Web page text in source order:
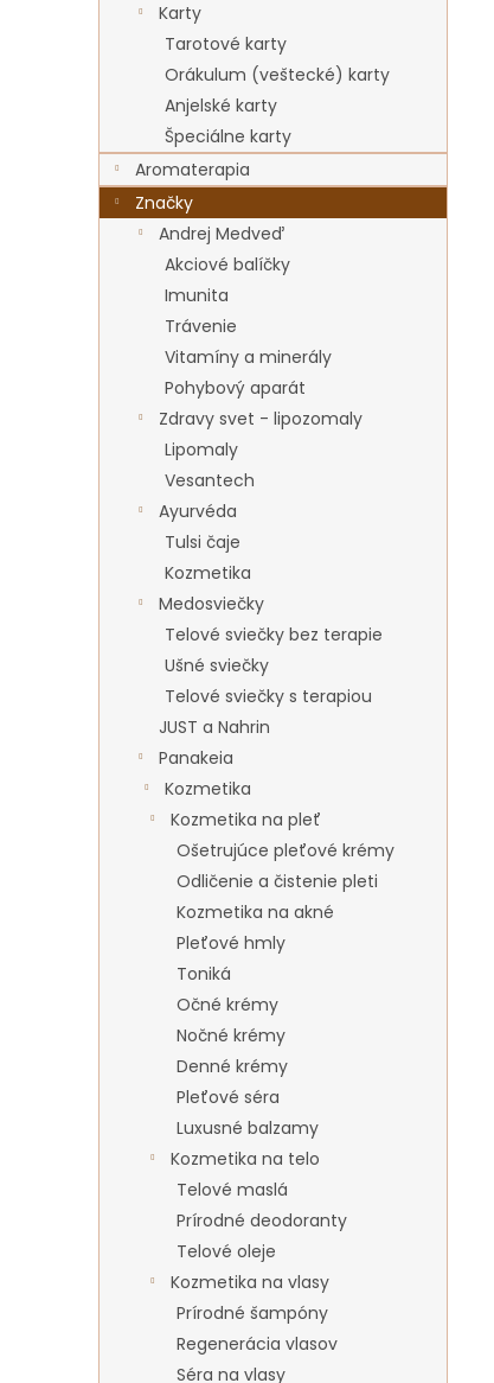
Karty
Tarotové karty
Orákulum (veštecké) karty
Anjelské karty
Špeciálne karty
Aromaterapia
Značky
Andrej Medveď
Akciové balíčky
Imunita
Trávenie
Vitamíny a minerály
Pohybový aparát
Zdravy svet - lipozomaly
Lipomaly
Vesantech
Ayurvéda
Tulsi čaje
Kozmetika
Medosviečky
Telové sviečky bez terapie
Ušné sviečky
Telové sviečky s terapiou
JUST a Nahrin
Panakeia
Kozmetika
Kozmetika na pleť
Ošetrujúce pleťové krémy
Odličenie a čistenie pleti
Kozmetika na akné
Pleťové hmly
Toniká
Očné krémy
Nočné krémy
Denné krémy
Pleťové séra
Luxusné balzamy
Kozmetika na telo
Telové maslá
Prírodné deodoranty
Telové oleje
Kozmetika na vlasy
Prírodné šampóny
Regenerácia vlasov
Séra na vlasy